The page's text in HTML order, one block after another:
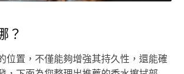
？
位置，不僅能夠增強其持久性，還能確